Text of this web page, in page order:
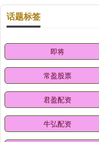
话题标签
即将
常盈股票
君盈配资
牛弘配资